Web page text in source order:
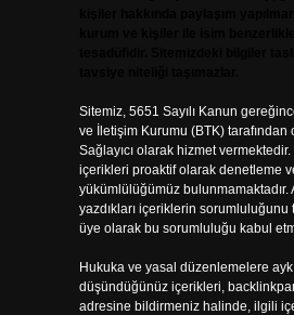
Sitemiz, 5651 Sayılı Kanun
ve İletişim Kurumu (BTK) tarafından
Sağlayıcı olarak hizmet
içerikleri proaktif olarak denetleme
yükümlülüğümüz bulunmamaktadır.
yazdıkları içeriklerin sorumluluğunu
üye olarak bu sorumluluğu kabul
Hukuka ve yasal düzenlemelere
düşündüğünüz içerikleri,
adresine bildirmeniz halinde, ilgili